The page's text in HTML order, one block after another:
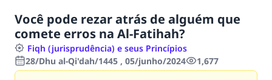
Você pode rezar atrás de alguém que
comete erros na Al-Fatihah?
Fiqh (jurisprudência) e seus Princípios
28/Dhu al-Qi'dah/1445 , 05/junho/2024
1,677